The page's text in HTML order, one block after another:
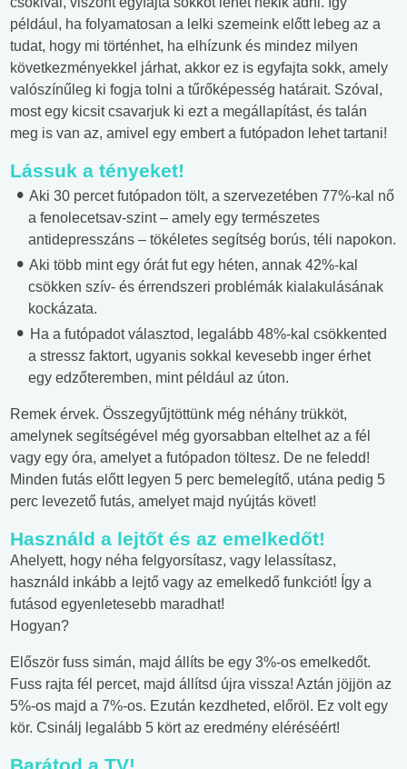
például, ha folyamatosan a lelki szemeink előtt lebeg az a
tudat, hogy mi történhet, ha elhízunk és mindez milyen
következményekkel járhat, akkor ez is egyfajta sokk, amely
valószínűleg ki fogja tolni a tűrőképesség határait. Szóval,
most egy kicsit csavarjuk ki ezt a megállapítást, és talán
meg is van az, amivel egy embert a futópadon lehet tartani!
Lássuk a tényeket!
Aki 30 percet futópadon tölt, a szervezetében 77%-kal nő
a fenolecetsav-szint – amely egy természetes
antidepresszáns – tökéletes segítség borús, téli napokon.
Aki több mint egy órát fut egy héten, annak 42%-kal
csökken szív- és érrendszeri problémák kialakulásának
kockázata.
Ha a futópadot választod, legalább 48%-kal csökkented
a stressz faktort, ugyanis sokkal kevesebb inger érhet
egy edzőteremben, mint például az úton.
Remek érvek. Összegyűjtöttünk még néhány trükköt,
amelynek segítségével még gyorsabban eltelhet az a fél
vagy egy óra, amelyet a futópadon töltesz. De ne feledd!
Minden futás előtt legyen 5 perc bemelegítő, utána pedig 5
perc levezető futás, amelyet majd nyújtás követ!
Használd a lejtőt és az emelkedőt!
Ahelyett, hogy néha felgyorsítasz, vagy lelassítasz,
használd inkább a lejtő vagy az emelkedő funkciót! Így a
futásod egyenletesebb maradhat!
Hogyan?
Először fuss simán, majd állíts be egy 3%-os emelkedőt.
Fuss rajta fél percet, majd állítsd újra vissza! Aztán jöjjön az
5%-os majd a 7%-os. Ezután kezdheted, előröl. Ez volt egy
kör. Csinálj legalább 5 kört az eredmény eléréséért!